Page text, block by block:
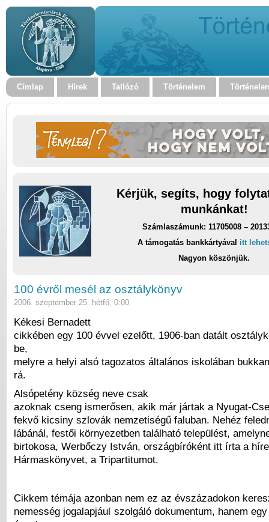
Címlap Hírek Tallózó Történelem
Kérjük, segíts, hogy
munkánkat!
Számlaszámunk: 11705008 –
A támogatás bankkártyával itt
Nagyon köszönjük.
100 évről mesél az osztálykönyv
2006. szeptember 25. hétfő, 0:00
Kékesi Bernadett
cikkében egy 100 évvel ezelőtt, 1906-ban datált
be,
melyre a helyi alsó tagozatos általános iskolában
rá.
Alsópetény község neve csak
azoknak cseng ismerősen, akik már jártak a Nyugat-
fekvő kicsiny szlovák nemzetiségű faluban. Nehéz
lábánál, festői környezetben található települést,
birtokosa, Werbőczy István, országbíróként itt írta a
Hármaskönyvet, a Tripartitumot.
Cikkem témája azonban nem ez az évszázadokon
nemesség jogalapjául szolgáló dokumentum, hanem